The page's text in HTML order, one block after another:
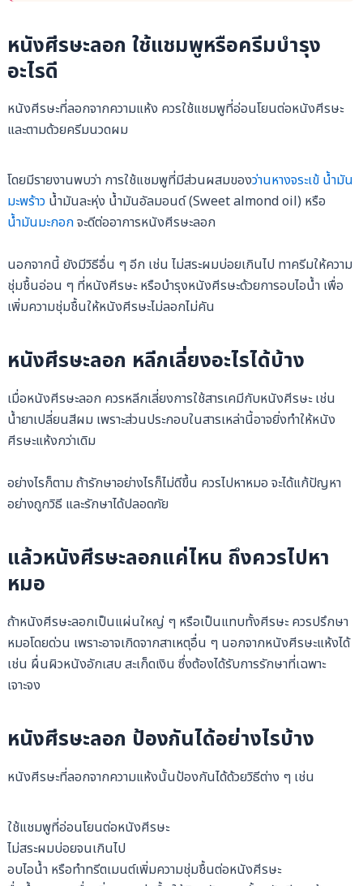
หนังศีรษะลอก ใช้แชมพูหรือครีมบำรุง
อะไรดี
หนังศีรษะที่ลอกจากความแห้ง ควรใช้แชมพูที่อ่อนโยนต่อหนังศีรษะ
และตามด้วยครีมนวดผม
โดยมีรายงานพบว่า การใช้แชมพูที่มีส่วนผสมของว่านหางจระเข้ น้ำมัน
มะพร้าวน้ำมันละหุ่ง น้ำมันอัลมอนด์ (Sweet almond oil) หรือ
น้ำมันมะกอกจะดีต่ออาการหนังศีรษะลอก
นอกจากนี้ ยังมีวิธีอื่น ๆ อีก เช่น ไม่สระผมบ่อยเกินไป ทาครีมให้ความ
ชุ่มชื้นอ่อน ๆ ที่หนังศีรษะ หรือบำรุงหนังศีรษะด้วยการอบไอน้ำ เพื่อ
เพิ่มความชุ่มชื้นให้หนังศีรษะไม่ลอกไม่คัน
หนังศีรษะลอก หลีกเลี่ยงอะไรได้บ้าง
เมื่อหนังศีรษะลอก ควรหลีกเลี่ยงการใช้สารเคมีกับหนังศีรษะ เช่น
น้ำยาเปลี่ยนสีผม เพราะส่วนประกอบในสารเหล่านี้อาจยิ่งทำให้หนัง
ศีรษะแห้งกว่าเดิม
อย่างไรก็ตาม ถ้ารักษาอย่างไรก็ไม่ดีขึ้น ควรไปหาหมอ จะได้แก้ปัญหา
อย่างถูกวิธี และรักษาได้ปลอดภัย
แล้วหนังศีรษะลอกแค่ไหน ถึงควรไปหา
หมอ
ถ้าหนังศีรษะลอกเป็นแผ่นใหญ่ ๆ หรือเป็นแทบทั้งศีรษะ ควรปรึกษา
หมอโดยด่วน เพราะอาจเกิดจากสาเหตุอื่น ๆ นอกจากหนังศีรษะแห้งได้
เช่น ผื่นผิวหนังอักเสบ สะเก็ดเงิน ซึ่งต้องได้รับการรักษาที่เฉพาะ
เจาะจง
หนังศีรษะลอก ป้องกันได้อย่างไรบ้าง
หนังศีรษะที่ลอกจากความแห้งนั้นป้องกันได้ด้วยวิธีต่าง ๆ เช่น
ใช้แชมพูที่อ่อนโยนต่อหนังศีรษะ
ไม่สระผมบ่อยจนเกินไป
อบไอน้ำ หรือทำทรีตเมนต์เพิ่มความชุ่มชื้นต่อหนังศีรษะ